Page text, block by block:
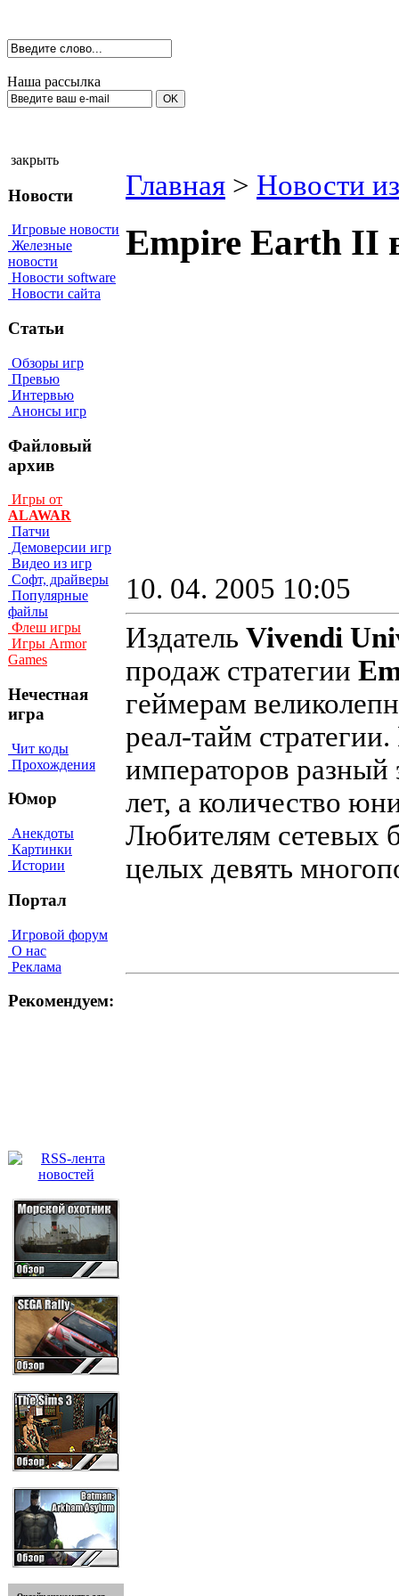
Наша рассылка
закрыть
Новости
Игровые новости
Железные
новости
Новости software
Новости сайта
Статьи
Обзоры игр
Превью
Интервью
Анонсы игр
Файловый
архив
Игры от
ALAWAR
Патчи
Демоверсии игр
Видео из игр
Софт, драйверы
Популярные
файлы
Флеш игры
Игры Armor
Games
Нечестная
игра
Чит коды
Прохождения
Юмор
Анекдоты
Картинки
Истории
Портал
Игровой форум
О нас
Реклама
Рекомендуем:
Главная > Новости
Empire Earth II
10. 04. 2005 10:05
Издатель Vivendi
продаж стратегии
геймерам
реал-тайм
императоров разный
лет, а количество
Любителям сетевых
целых девять